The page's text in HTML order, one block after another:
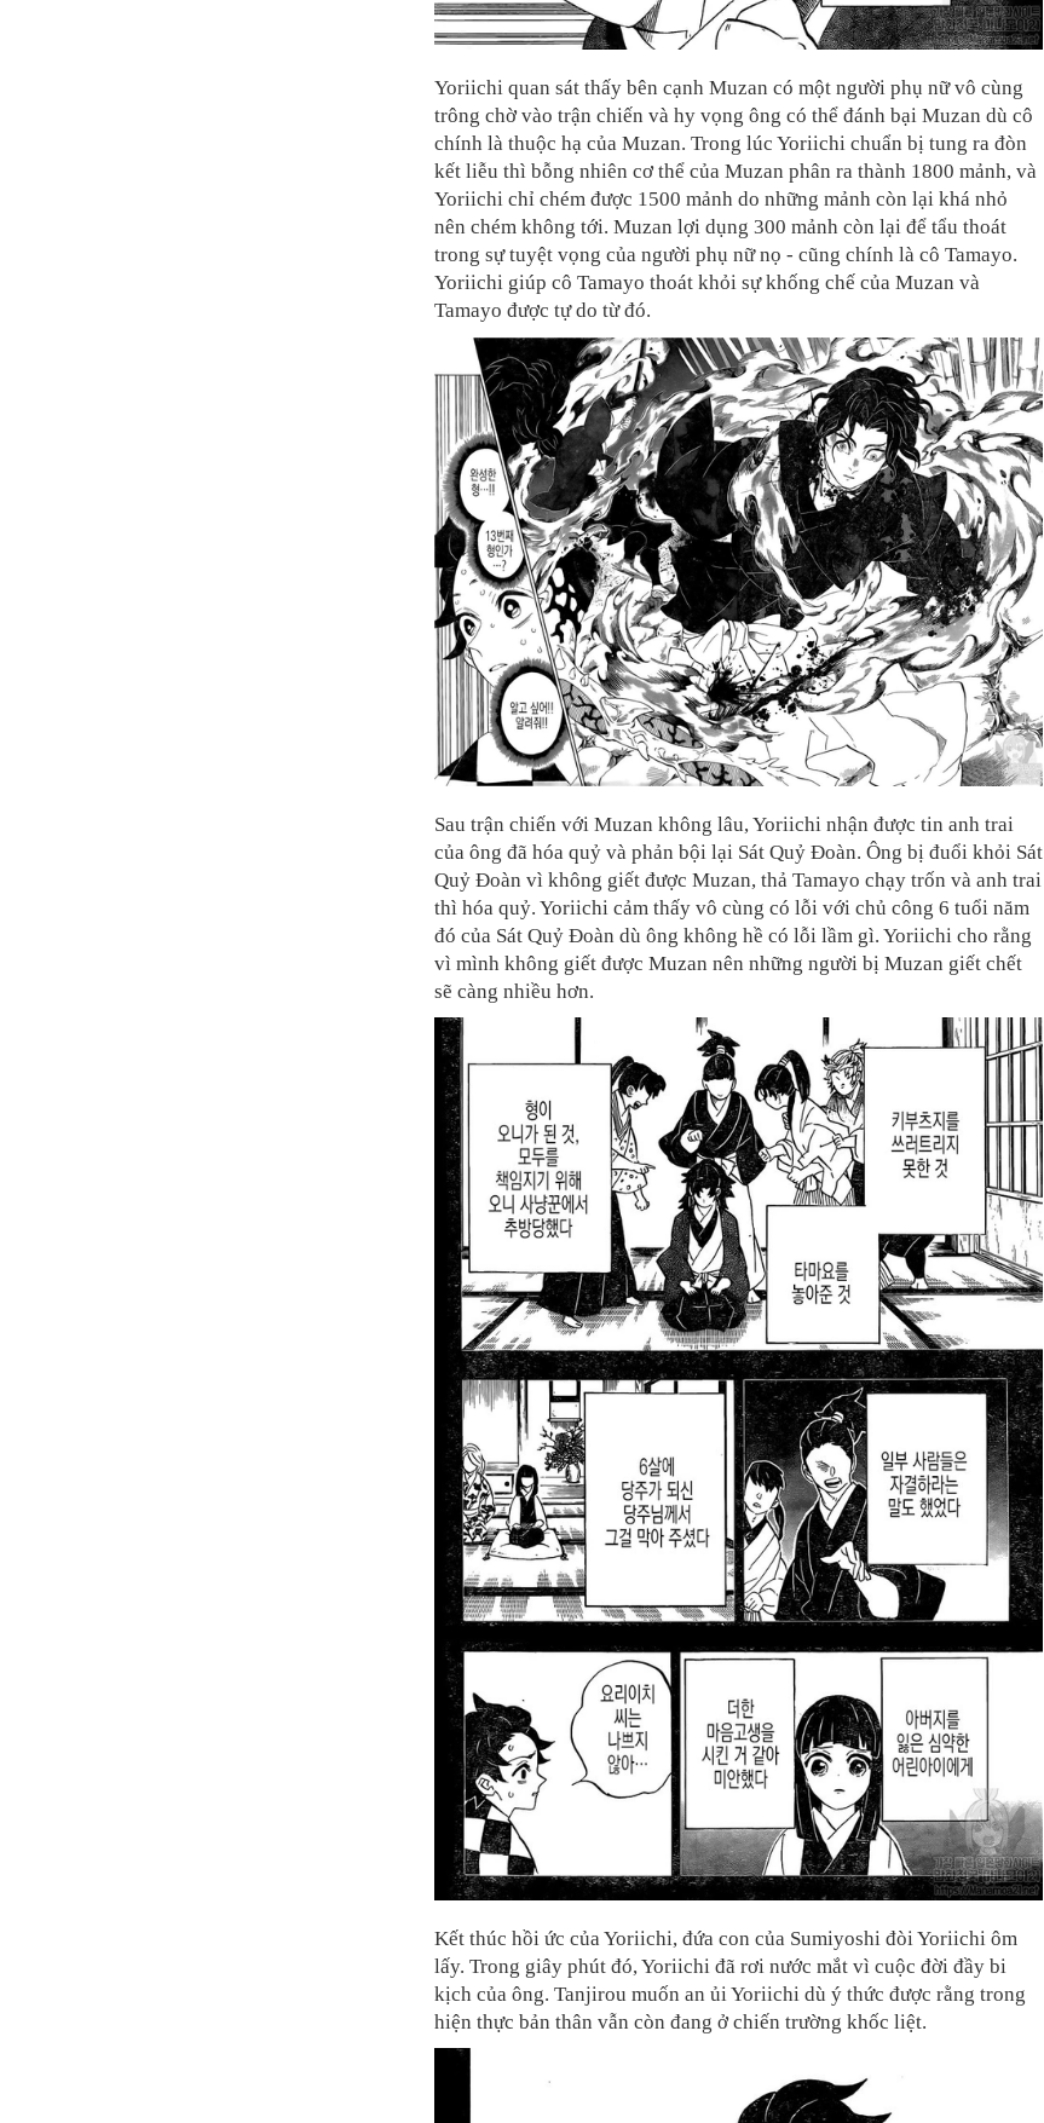
Yoriichi quan sát thấy bên cạnh Muzan có một người phụ nữ vô cùng
trông chờ vào trận chiến và hy vọng ông có thể đánh bại Muzan dù cô
chính là thuộc hạ của Muzan. Trong lúc Yoriichi chuẩn bị tung ra đòn
kết liễu thì bỗng nhiên cơ thể của Muzan phân ra thành 1800 mảnh, và
Yoriichi chỉ chém được 1500 mảnh do những mảnh còn lại khá nhỏ
nên chém không tới. Muzan lợi dụng 300 mảnh còn lại để tẩu thoát
trong sự tuyệt vọng của người phụ nữ nọ - cũng chính là cô Tamayo.
Yoriichi giúp cô Tamayo thoát khỏi sự khống chế của Muzan và
Tamayo được tự do từ đó.
Sau trận chiến với Muzan không lâu, Yoriichi nhận được tin anh trai
của ông đã hóa quỷ và phản bội lại Sát Quỷ Đoàn. Ông bị đuổi khỏi Sát
Quỷ Đoàn vì không giết được Muzan, thả Tamayo chạy trốn và anh trai
thì hóa quỷ. Yoriichi cảm thấy vô cùng có lỗi với chủ công 6 tuổi năm
đó của Sát Quỷ Đoàn dù ông không hề có lỗi lầm gì. Yoriichi cho rằng
vì mình không giết được Muzan nên những người bị Muzan giết chết
sẽ càng nhiều hơn.
Kết thúc hồi ức của Yoriichi, đứa con của Sumiyoshi đòi Yoriichi ôm
lấy. Trong giây phút đó, Yoriichi đã rơi nước mắt vì cuộc đời đầy bi
kịch của ông. Tanjirou muốn an ủi Yoriichi dù ý thức được rằng trong
hiện thực bản thân vẫn còn đang ở chiến trường khốc liệt.